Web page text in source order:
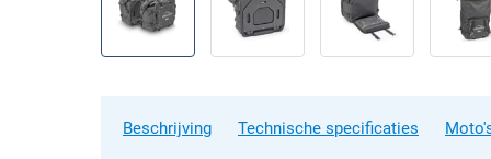
Beschrijving Technische specificaties